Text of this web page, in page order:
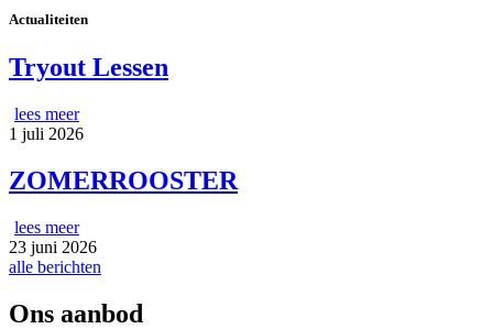
Actualiteiten
Tryout Lessen
lees meer
1 juli 2026
ZOMERROOSTER
lees meer
23 juni 2026
alle berichten
Ons aanbod